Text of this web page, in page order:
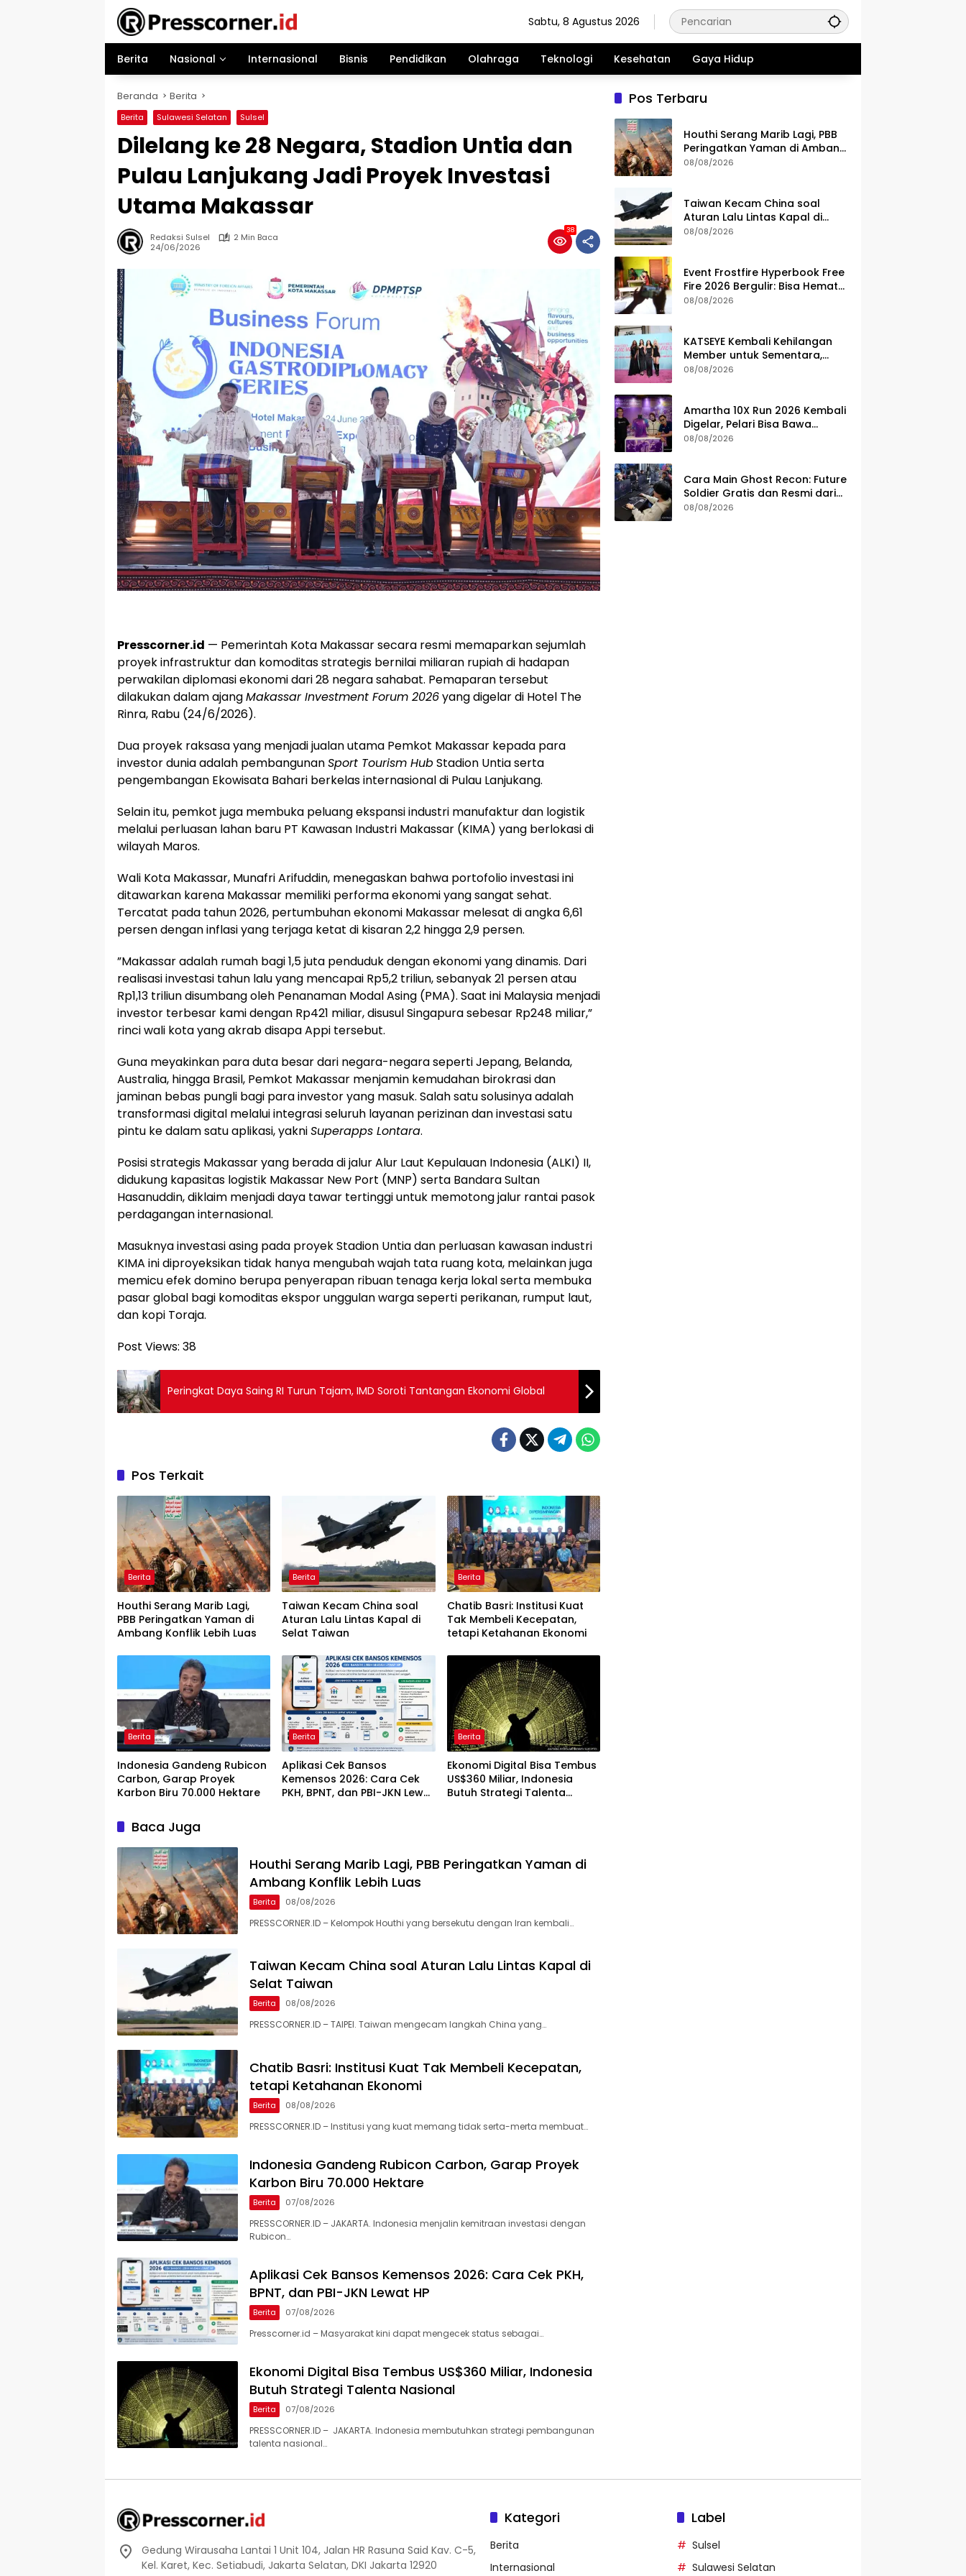
Sabtu, 8 Agustus 2026
Berita Nasional Internasional Bisnis Pendidikan Olahraga Teknologi Kesehatan Gaya Hidup
Beranda Berita
Berita Sulawesi Selatan Sulsel
Dilelang ke 28 Negara, Stadion Untia dan
Pulau Lanjukang Jadi Proyek Investasi
Utama Makassar
Redaksi Sulsel
2 Min Baca
24/06/2026
38
Presscorner.id — Pemerintah Kota Makassar secara resmi memaparkan sejumlah
proyek infrastruktur dan komoditas strategis bernilai miliaran rupiah di hadapan
perwakilan diplomasi ekonomi dari 28 negara sahabat. Pemaparan tersebut
dilakukan dalam ajangMakassar Investment Forum 2026yang digelar di Hotel The
Rinra, Rabu (24/6/2026).
​Dua proyek raksasa yang menjadi jualan utama Pemkot Makassar kepada para
investor dunia adalah pembangunanSport Tourism HubStadion Untia serta
pengembangan Ekowisata Bahari berkelas internasional di Pulau Lanjukang.
​Selain itu, pemkot juga membuka peluang ekspansi industri manufaktur dan logistik
melalui perluasan lahan baru PT Kawasan Industri Makassar (KIMA) yang berlokasi di
wilayah Maros.
​Wali Kota Makassar, Munafri Arifuddin, menegaskan bahwa portofolio investasi ini
ditawarkan karena Makassar memiliki performa ekonomi yang sangat sehat.
Tercatat pada tahun 2026, pertumbuhan ekonomi Makassar melesat di angka 6,61
persen dengan inflasi yang terjaga ketat di kisaran 2,2 hingga 2,9 persen.
​”Makassar adalah rumah bagi 1,5 juta penduduk dengan ekonomi yang dinamis. Dari
realisasi investasi tahun lalu yang mencapai Rp5,2 triliun, sebanyak 21 persen atau
Rp1,13 triliun disumbang oleh Penanaman Modal Asing (PMA). Saat ini Malaysia menjadi
investor terbesar kami dengan Rp421 miliar, disusul Singapura sebesar Rp248 miliar,”
rinci wali kota yang akrab disapa Appi tersebut.
​Guna meyakinkan para duta besar dari negara-negara seperti Jepang, Belanda,
Australia, hingga Brasil, Pemkot Makassar menjamin kemudahan birokrasi dan
jaminan bebas pungli bagi para investor yang masuk. Salah satu solusinya adalah
transformasi digital melalui integrasi seluruh layanan perizinan dan investasi satu
pintu ke dalam satu aplikasi, yakniSuperapps Lontara.
​Posisi strategis Makassar yang berada di jalur Alur Laut Kepulauan Indonesia (ALKI) II,
didukung kapasitas logistik Makassar New Port (MNP) serta Bandara Sultan
Hasanuddin, diklaim menjadi daya tawar tertinggi untuk memotong jalur rantai pasok
perdagangan internasional.
​Masuknya investasi asing pada proyek Stadion Untia dan perluasan kawasan industri
KIMA ini diproyeksikan tidak hanya mengubah wajah tata ruang kota, melainkan juga
memicu efek domino berupa penyerapan ribuan tenaga kerja lokal serta membuka
pasar global bagi komoditas ekspor unggulan warga seperti perikanan, rumput laut,
dan kopi Toraja.
Post Views: 38
Peringkat Daya Saing RI Turun Tajam, IMD Soroti Tantangan Ekonomi Global
Pos Terkait
Berita
Houthi Serang Marib Lagi,
PBB Peringatkan Yaman di
Ambang Konflik Lebih Luas
Berita
Taiwan Kecam China soal
Aturan Lalu Lintas Kapal di
Selat Taiwan
Berita
Chatib Basri: Institusi Kuat
Tak Membeli Kecepatan,
tetapi Ketahanan Ekonomi
Berita
Indonesia Gandeng Rubicon
Carbon, Garap Proyek
Karbon Biru 70.000 Hektare
Berita
Aplikasi Cek Bansos
Kemensos 2026: Cara Cek
PKH, BPNT, dan PBI-JKN Lewat
Berita
Ekonomi Digital Bisa Tembus
US$360 Miliar, Indonesia
Butuh Strategi Talenta
Baca Juga
Houthi Serang Marib Lagi, PBB Peringatkan Yaman di
Ambang Konflik Lebih Luas
Berita 08/08/2026
PRESSCORNER.ID – Kelompok Houthi yang bersekutu dengan Iran kembali…
Taiwan Kecam China soal Aturan Lalu Lintas Kapal di
Selat Taiwan
Berita 08/08/2026
​PRESSCORNER.ID – TAIPEI. Taiwan mengecam langkah China yang…
Chatib Basri: Institusi Kuat Tak Membeli Kecepatan,
tetapi Ketahanan Ekonomi
Berita 08/08/2026
PRESSCORNER.ID – Institusi yang kuat memang tidak serta-merta membuat…
Indonesia Gandeng Rubicon Carbon, Garap Proyek
Karbon Biru 70.000 Hektare
Berita 07/08/2026
PRESSCORNER.ID – JAKARTA. Indonesia menjalin kemitraan investasi dengan
Rubicon…
Aplikasi Cek Bansos Kemensos 2026: Cara Cek PKH,
BPNT, dan PBI-JKN Lewat HP
Berita 07/08/2026
Presscorner.id – Masyarakat kini dapat mengecek status sebagai…
Ekonomi Digital Bisa Tembus US$360 Miliar, Indonesia
Butuh Strategi Talenta Nasional
Berita 07/08/2026
PRESSCORNER.ID – JAKARTA. Indonesia membutuhkan strategi pembangunan
talenta nasional…
Pos Terbaru
Houthi Serang Marib Lagi, PBB
Peringatkan Yaman di Ambang
Konflik Lebih Luas
08/08/2026
Taiwan Kecam China soal
Aturan Lalu Lintas Kapal di
Selat Taiwan
08/08/2026
Event Frostfire Hyperbook Free
Fire 2026 Bergulir: Bisa Hemat
Diamond Survivors
08/08/2026
KATSEYE Kembali Kehilangan
Member untuk Sementara,
Sophia Laforteza Hiatus
08/08/2026
Amartha 10X Run 2026 Kembali
Digelar, Pelari Bisa Bawa
Pulang Ini Setelah Race
08/08/2026
Cara Main Ghost Recon: Future
Soldier Gratis dan Resmi dari
Ubisoft
08/08/2026
Gedung Wirausaha Lantai 1 Unit 104, Jalan HR Rasuna Said Kav. C-5,
Kel. Karet, Kec. Setiabudi, Jakarta Selatan, DKI Jakarta 12920
Kategori
Berita
Internasional
Label
Sulsel
Sulawesi Selatan